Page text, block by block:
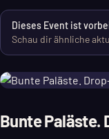
Dieses Event ist
Schau dir ähnliche
Bunte Paläste.